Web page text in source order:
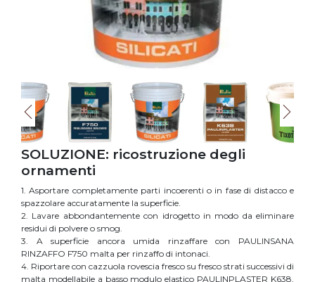
SOLUZIONE: ricostruzione degli
ornamenti
1. Asportare completamente parti incoerenti o in fase di distacco e
spazzolare accuratamente la superficie.
2. Lavare abbondantemente con idrogetto in modo da eliminare
residui di polvere o smog.
3. A superficie ancora umida rinzaffare con PAULINSANA
RINZAFFO F750 malta per rinzaffo di intonaci.
4. Riportare con cazzuola rovescia fresco su fresco strati successivi di
malta modellabile a basso modulo elastico PAULINPLASTER K638,